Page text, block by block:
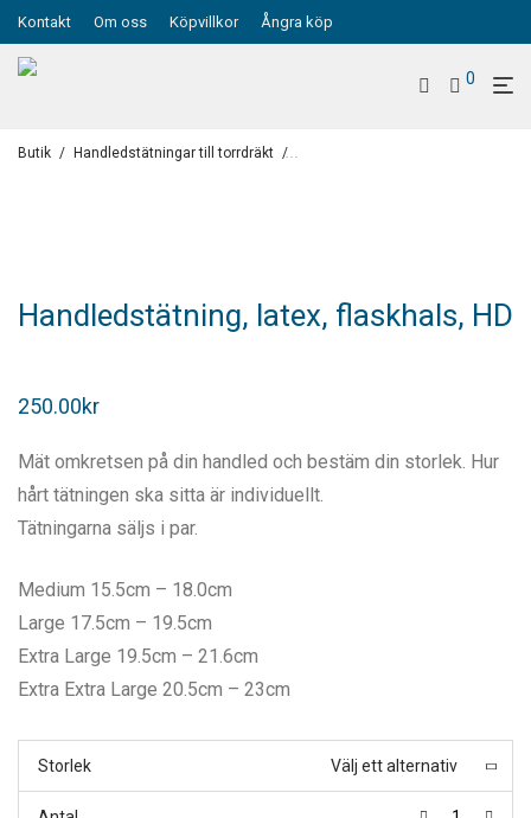
Kontakt Om oss Köpvillkor Ångra köp
0
Butik / Handledstätningar till torrdräkt / Handledstätning HD- Heavy Duty,
Handledstätning, latex, flaskhals, HD
250.00kr
Mät omkretsen på din handled och bestäm din storlek. Hur
hårt tätningen ska sitta är individuellt.
Tätningarna säljs i par.
Medium 15.5cm – 18.0cm
Large 17.5cm – 19.5cm
Extra Large 19.5cm – 21.6cm
Extra Extra Large 20.5cm – 23cm
Storlek Välj ett alternativ